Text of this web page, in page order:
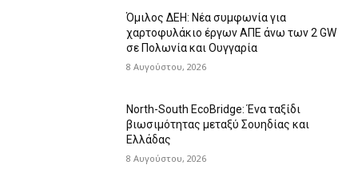
Όμιλος ΔΕΗ: Νέα συμφωνία για
χαρτοφυλάκιο έργων ΑΠΕ άνω των 2 GW
σε Πολωνία και Ουγγαρία
8 Αυγούστου, 2026
North-South EcoBridge: Ένα ταξίδι
βιωσιμότητας μεταξύ Σουηδίας και
Ελλάδας
8 Αυγούστου, 2026